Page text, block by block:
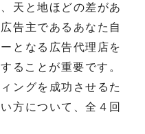
天と地ほどの差があ
告主であるあなた自
となる広告代理店を
ることが重要です。
ングを成功させるた
方について、全４回